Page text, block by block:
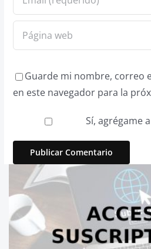
Guarde mi nombre, correo
en este navegador para la
Sí, agrégame